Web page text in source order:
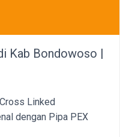
Kab Bondowoso |
Linked
dengan Pipa PEX